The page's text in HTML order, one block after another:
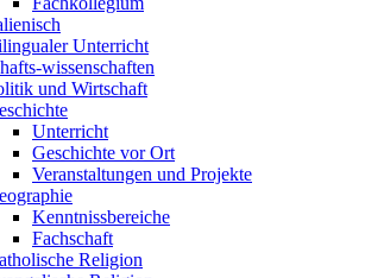
Unterricht
wissenschaften
und Wirtschaft
Unterricht
Geschichte vor Ort
Veranstaltungen und Projekte
Kenntnissbereiche
Fachschaft
Religion